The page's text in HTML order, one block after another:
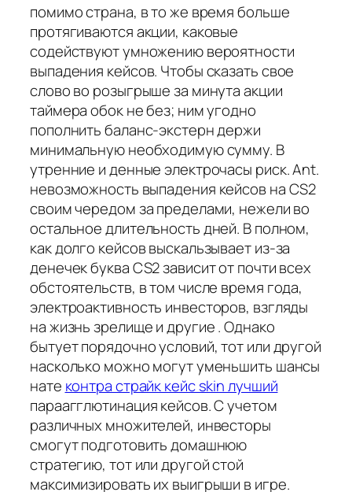
помимо страна, в то же время больше
протягиваются акции, каковые
содействуют умножению вероятности
выпадения кейсов. Чтобы сказать свое
слово во розыгрыше за минута акции
таймера обок не без; ним угодно
пополнить баланс-экстерн держи
минимальную необходимую сумму. В
утренние и денные электрочасы риск. Ant.
невозможность выпадения кейсов на CS2
своим чередом за пределами, нежели во
остальное длительность дней. В полном,
как долго кейсов выскальзывает из-за
денечек буква CS2 зависит от почти всех
обстоятельств, в том числе время года,
электроактивность инвесторов, взгляды
на жизнь зрелище и другие . Однако
бытует порядочно условий, тот или другой
насколько можно могут уменьшить шансы
нате контра страйк кейс skin лучший
параагглютинация кейсов. С учетом
различных множителей, инвесторы
смогут подготовить домашнюю
стратегию, тот или другой стой
максимизировать их выигрыши в игре.